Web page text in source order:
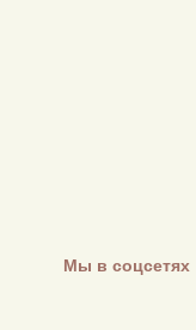
Мы в соцсетях